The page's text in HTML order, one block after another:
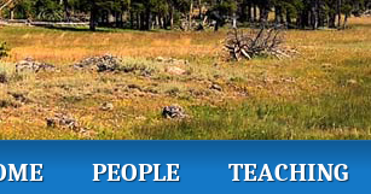
PEOPLE TEACHING